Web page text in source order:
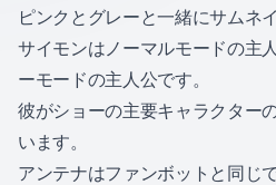
ピンクとグレーと一緒にサムネ
サイモンはノーマルモードの主
ーモードの主人公です。
彼がショーの主要キャラクター
います。
アンテナはファンボットと同じ